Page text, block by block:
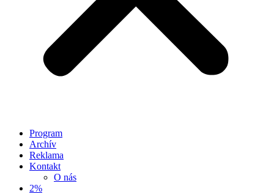
Program
Archív
Reklama
Kontakt
O nás
2%